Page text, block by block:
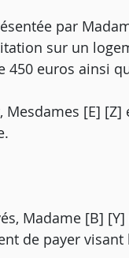
par
sur un
450 euros ainsi
[E]
Madame [B]
de payer